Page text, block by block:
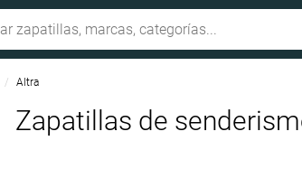
Altra
Zapatillas de